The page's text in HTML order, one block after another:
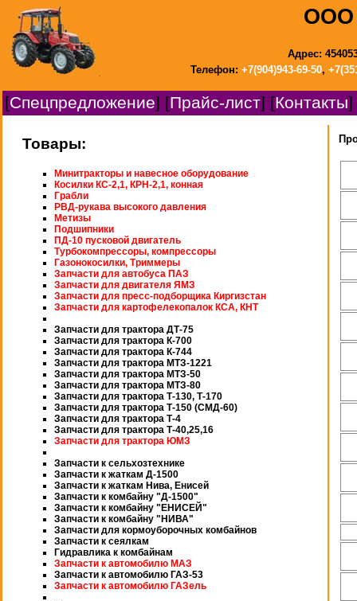
ООО
Адрес:
Телефон: +7(904)943-69-50,
[Спецпредложение] [Прайс-лист] [Контакты]
Товары:
Минитракторы и навесное оборудование
Косилки КС-2,1, КРН-2,1, конная
Грабли
РВД-рукава высокого давления
Метизы
Подшипники
ПД-10 пусковой двигатель
Турбокомпрессоры, компрессоры
Газонокосилки, Триммеры
Запчасти для автобуса ПАЗ
Запчасти для двигателя ЯМЗ
Запчасти для пресс-подборщика Киргизстан
Запчасти для картофелекопалок КСА, КНТ
Запчасти для трактора ДТ-75
Запчасти для трактора К-700
Запчасти для трактора К-744
Запчасти для трактора МТЗ-1221
Запчасти для трактора МТЗ-50
Запчасти для трактора МТЗ-80
Запчасти для трактора Т-130, Т-170
Запчасти для трактора Т-150 (СМД-60)
Запчасти для трактора Т-4
Запчасти для трактора Т-40,25,16
Запчасти для трактора ЮМЗ
Запчасти к сельхозтехнике
Запчасти к жаткам Д-1500
Запчасти к жаткам Нива, Енисей
Запчасти к комбайну "Д-1500"
Запчасти к комбайну "ЕНИСЕЙ"
Запчасти к комбайну "НИВА"
Запчасти для кормоуборочных комбайнов
Запчасти к сеялкам
Гидравлика к комбайнам
Запчасти к автомобилю МАЗ
Запчасти к автомобилю ГАЗ-53
Запчасти к автомобилю ГАЗель